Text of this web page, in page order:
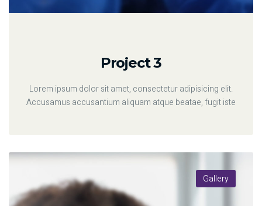
Project 3
Lorem ipsum dolor sit amet, consectetur adipisicing elit.
Accusamus accusantium aliquam atque beatae, fugit iste
Gallery